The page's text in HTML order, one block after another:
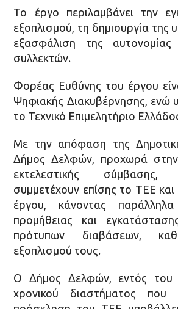
Το έργο περιλαμβάνει την
εξοπλισμού, τη δημιουργία της
εξασφάλιση της
συλλεκτών.
Φορέας Ευθύνης του έργου
Ψηφιακής Διακυβέρνησης, ενώ
το Τεχνικό Επιμελητήριο
Με την απόφαση της
Δήμος Δελφών, προχωρά
εκτελεστικής
συμμετέχουν επίσης το ΤΕΕ
έργου, κάνοντας
προμήθειας και
πρότυπων διαβάσεων,
εξοπλισμού τους.
Ο Δήμος Δελφών, εντός του
χρονικού διαστήματος που